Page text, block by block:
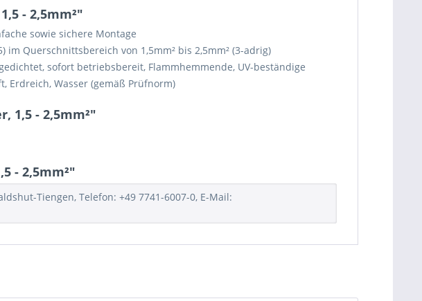
- 2,5mm²"
sowie sichere Montage
im Querschnittsbereich von 1,5mm² bis 2,5mm² (3-adrig)
sofort betriebsbereit, Flammhemmende, UV-beständige
Erdreich, Wasser (gemäß Prüfnorm)
1,5 - 2,5mm²"
- 2,5mm²"
Tiengen, Telefon: +49 7741-6007-0, E-Mail: